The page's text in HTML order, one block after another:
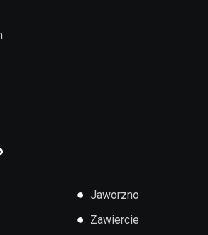
● Jaworzno
● Zawiercie